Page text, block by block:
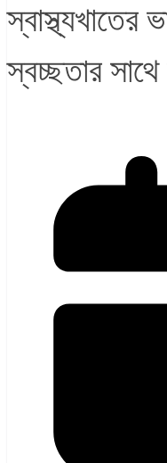
স্বাস্থ্যখাতের
স্বচ্ছতার